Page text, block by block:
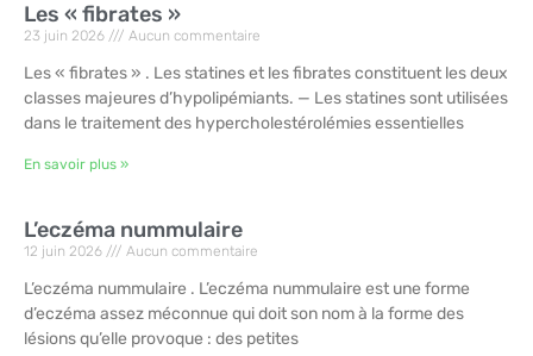
Les « fibrates »
23 juin 2026 Aucun commentaire
Les « fibrates » . Les statines et les fibrates constituent les deux
classes majeures d’hypolipémiants. — Les statines sont utilisées
dans le traitement des hypercholestérolémies essentielles
En savoir plus »
L’eczéma nummulaire
12 juin 2026 Aucun commentaire
L’eczéma nummulaire . L’eczéma nummulaire est une forme
d’eczéma assez méconnue qui doit son nom à la forme des
lésions qu’elle provoque : des petites